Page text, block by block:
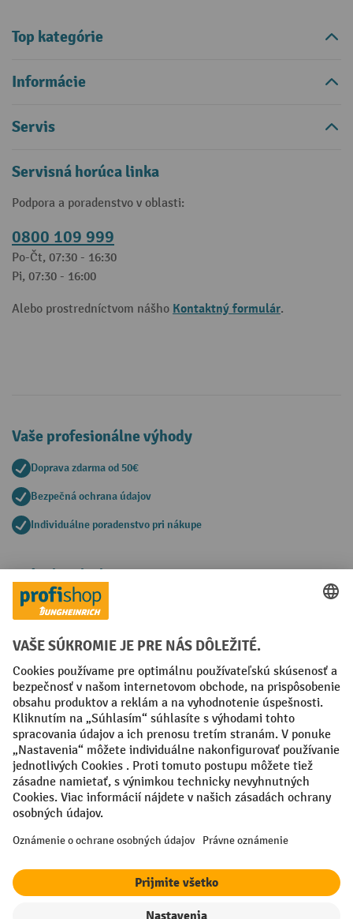
Top kategórie
Informácie
Servis
Servisná horúca linka
Podpora a poradenstvo v oblasti:
0800 109 999
Po-Čt, 07:30 - 16:30
Pi, 07:30 - 16:00
Alebo prostredníctvom nášho Kontaktný formulár.
Vaše profesionálne výhody
Doprava zdarma od 50€
Bezpečná ochrana údajov
Individuálne poradenstvo pri nákupe
Spôsoby platby
Creditcard (Master)Creditcard (Visa)
Faktúra Predplatba
Sociálne siete
Facebook
YouTube
LinkedIn
Nastavenia ochrany osobných údajov
All prices excl. VAT plusshipping costsand possible delivery charges,
¹ Zľava platí do vypredania zásob. Zľava sa nevzťahuje na špeciálne